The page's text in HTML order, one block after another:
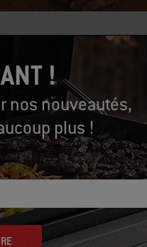
!
nos nouveautés,
plus !